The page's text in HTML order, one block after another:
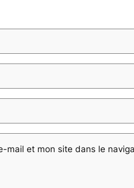
mail et mon site dans le